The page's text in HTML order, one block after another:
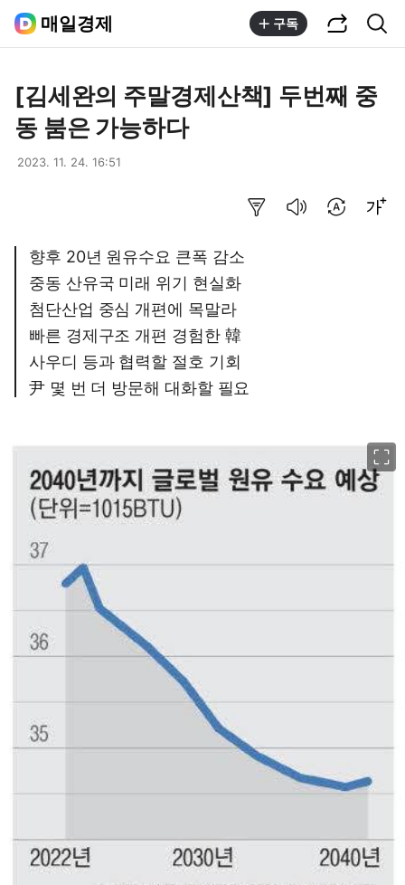
매일경제 구독
[김세완의 주말경제산책] 두번째 중
동 붐은 가능하다
2023. 11. 24. 16:51
향후 20년 원유수요 큰폭 감소
중동 산유국 미래 위기 현실화
첨단산업 중심 개편에 목말라
빠른 경제구조 개편 경험한 韓
사우디 등과 협력할 절호 기회
尹 몇 번 더 방문해 대화할 필요